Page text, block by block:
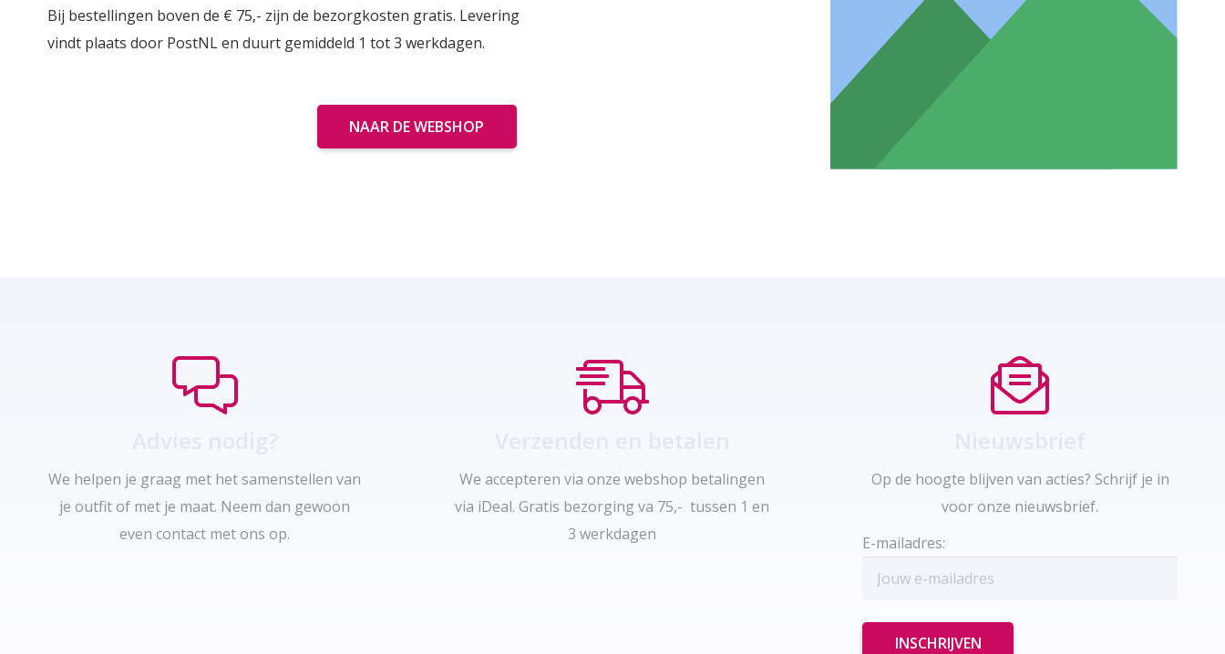
Bij bestellingen boven de € 75,- zijn de bezorgkosten gratis. Levering
vindt plaats door PostNL en duurt gemiddeld 1 tot 3 werkdagen.
NAAR DE WEBSHOP
We helpen je graag met het samenstellen van
je outfit of met je maat. Neem dan gewoon
even contact met ons op.
We accepteren via onze webshop betalingen
via iDeal. Gratis bezorging va 75,- tussen 1 en
3 werkdagen
Op de hoogte blijven van acties? Schrijf je in
voor onze nieuwsbrief.
E-mailadres: